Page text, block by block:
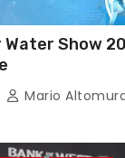
Water Show
Mario